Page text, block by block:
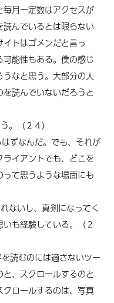
月一定数はアクセスが
んでいるとは限らない
トはゴメンだと言っ
能性もある。僕の感じ
なと思う。大部分の人
読んでいないだろうと
。（２４）
ずなんだ。でも、それが
イアントでも、どこを
て思うような場面にも
ないし、真剣になってく
も経験している。（２
読むのには適さないツー
、スクロールするのと
ロールするのは、写真